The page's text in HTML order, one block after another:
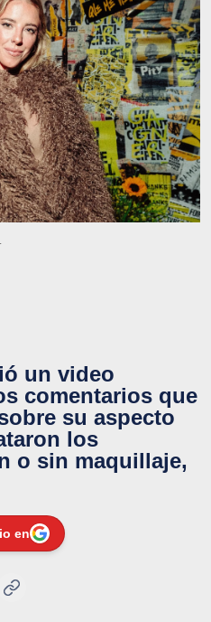
un video
comentarios que
su aspecto
los
o sin maquillaje,
en